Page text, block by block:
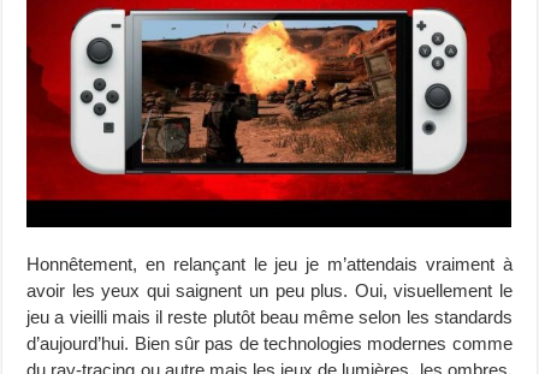
Honnêtement, en relançant le jeu je m’attendais vraiment à
avoir les yeux qui saignent un peu plus. Oui, visuellement le
jeu a vieilli mais il reste plutôt beau même selon les standards
d’aujourd’hui. Bien sûr pas de technologies modernes comme
du ray-tracing ou autre mais les jeux de lumières, les ombres,